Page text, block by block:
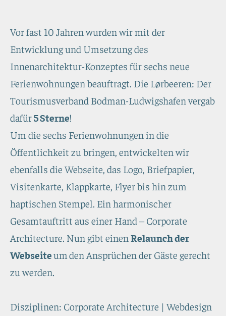
Vor fast 10 Jahren wurden wir mit der
Entwicklung und Umsetzung des
Innenarchitektur-Konzeptes für sechs neue
Ferienwohnungen beauftragt. Die Lørbeeren: Der
Tourismusverband Bodman-Ludwigshafen vergab
dafür5 Sterne!
Um die sechs Ferienwohnungen in die
Öffentlichkeit zu bringen, entwickelten wir
ebenfalls die Webseite, das Logo, Briefpapier,
Visitenkarte, Klappkarte, Flyer bis hin zum
haptischen Stempel. Ein harmonischer
Gesamtauftritt aus einer Hand – Corporate
Architecture. Nun gibt einen Relaunch der
Webseiteum den Ansprüchen der Gäste gerecht
zu werden.
Disziplinen: Corporate Architecture | Webdesign